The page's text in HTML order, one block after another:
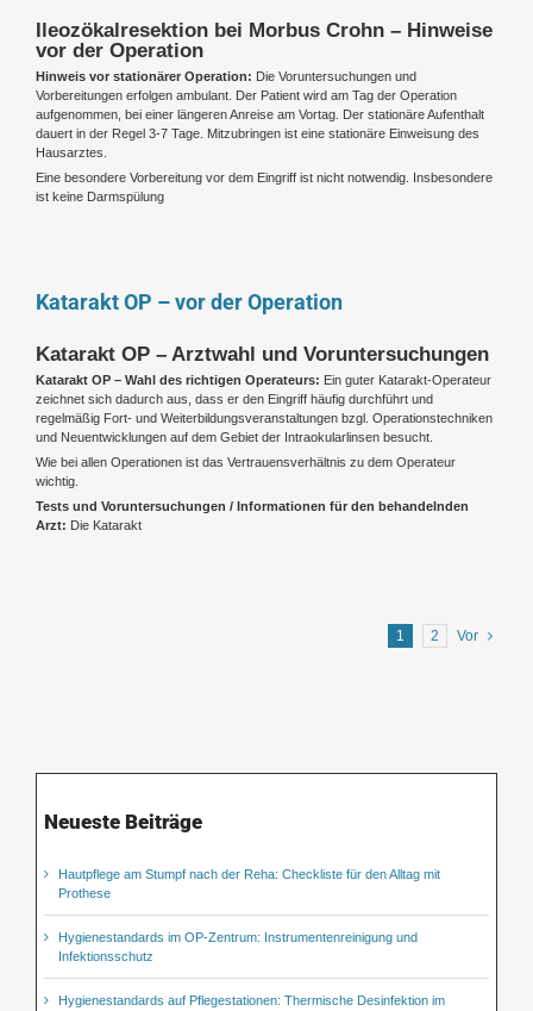
Ileozökalresektion bei Morbus Crohn – Hinweise
vor der Operation
Hinweis vor stationärer Operation: Die Voruntersuchungen und
Vorbereitungen erfolgen ambulant. Der Patient wird am Tag der Operation
aufgenommen, bei einer längeren Anreise am Vortag. Der stationäre Aufenthalt
dauert in der Regel 3-7 Tage. Mitzubringen ist eine stationäre Einweisung des
Hausarztes.
Eine besondere Vorbereitung vor dem Eingriff ist nicht notwendig. Insbesondere
ist keine Darmspülung
Katarakt OP – vor der Operation
Katarakt OP – Arztwahl und Voruntersuchungen
Katarakt OP – Wahl des richtigen Operateurs: Ein guter Katarakt-Operateur
zeichnet sich dadurch aus, dass er den Eingriff häufig durchführt und
regelmäßig Fort- und Weiterbildungsveranstaltungen bzgl. Operationstechniken
und Neuentwicklungen auf dem Gebiet der Intraokularlinsen besucht.
Wie bei allen Operationen ist das Vertrauensverhältnis zu dem Operateur
wichtig.
Tests und Voruntersuchungen / Informationen für den behandelnden
Arzt: Die Katarakt
1 2 Vor
Neueste Beiträge
Hautpflege am Stumpf nach der Reha: Checkliste für den Alltag mit
Prothese
Hygienestandards im OP-Zentrum: Instrumentenreinigung und
Infektionsschutz
Hygienestandards auf Pflegestationen: Thermische Desinfektion im